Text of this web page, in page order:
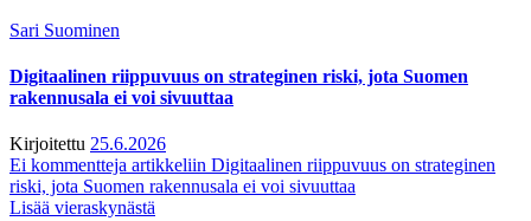
Sari Suominen
Digitaalinen riippuvuus on strateginen riski, jota Suomen
rakennusala ei voi sivuuttaa
Kirjoitettu 25.6.2026
Ei kommentteja artikkeliin Digitaalinen riippuvuus on strateginen
riski, jota Suomen rakennusala ei voi sivuuttaa
Lisää vieraskynästä